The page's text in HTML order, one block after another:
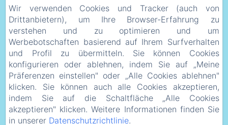
Plan d'acces
eco_geste
Rechtsinformation
Datenschutzerklärung
Rechtliche Informationen
Cookie-Informationen
Wir verwenden Cookies und Tracker (auch von
Drittanbietern), um Ihre Browser-Erfahrung zu
verstehen und zu optimieren und um
Werbebotschaften basierend auf Ihrem Surfverhalten
und Profil zu übermitteln. Sie können Cookies
konfigurieren oder ablehnen, indem Sie auf „Meine
Präferenzen einstellen" oder „Alle Cookies ablehnen"
klicken. Sie können auch alle Cookies akzeptieren,
indem Sie auf die Schaltfläche „Alle Cookies
akzeptieren" klicken. Weitere Informationen finden Sie
in unserer Datenschutzrichtlinie.